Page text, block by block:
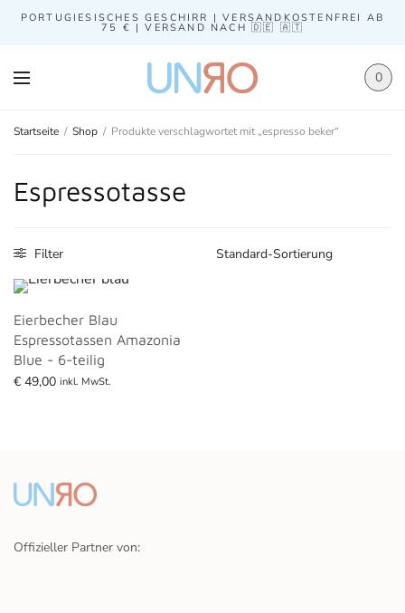
PORTUGIESISCHES GESCHIRR | VERSANDKOSTENFREI AB
75 € | VERSAND NACH 🇩🇪 🇦🇹
0
Startseite / Shop / Produkte verschlagwortet mit „espresso beker“
Espressotasse
Filter
Eierbecher Blau
Espressotassen Amazonia
Blue - 6-teilig
€ 49,00 inkl. MwSt.
Offizieller Partner von: